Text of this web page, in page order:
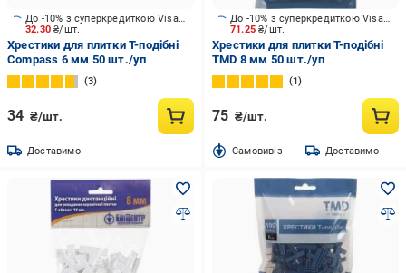
32.30₴/шт.
До -10% з суперкредиткою Visa Вигода
Хрестики для плитки Т-подібні
Compass 6 мм 50 шт./уп
3
34 ₴/шт.
Доставимо
71.25₴/шт.
До -10% з суперкредиткою Visa Вигода
Хрестики для плитки Т-подібні
TMD 8 мм 50 шт./уп
1
75 ₴/шт.
Cамовивіз Доставимо